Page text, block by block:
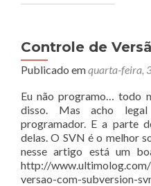
Controle de
Publicado emquarta-feira,
Eu não programo… todo
disso. Mas acho legal
programador. E a parte
delas. O SVN é o melhor
nesse artigo está um
http://
versao-com-subversion-
Navegação
por
posts